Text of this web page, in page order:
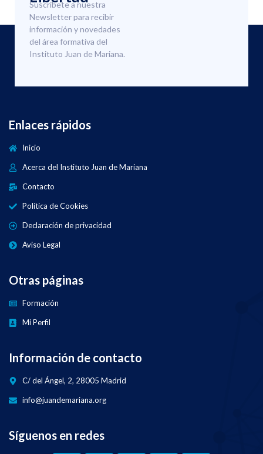
Suscríbete a nuestra
Newsletter para recibir
información y novedades
del área formativa del
Instituto Juan de Mariana.
Enlaces rápidos
Inicio
Acerca del Instituto Juan de Mariana
Contacto
Política de Cookies
Declaración de privacidad
Aviso Legal
Otras páginas
Formación
Mi Perfil
Información de contacto
C/ del Ángel, 2, 28005 Madrid
info@juandemariana.org
Síguenos en redes